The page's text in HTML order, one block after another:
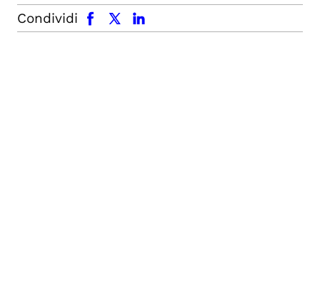
Condividi
facebook x.com linkedin